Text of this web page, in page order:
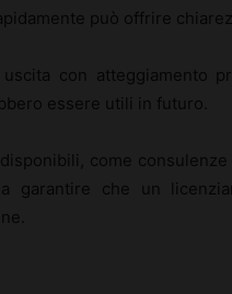
può offrire
con atteggiamento
essere utili in futuro.
come
garantire che un